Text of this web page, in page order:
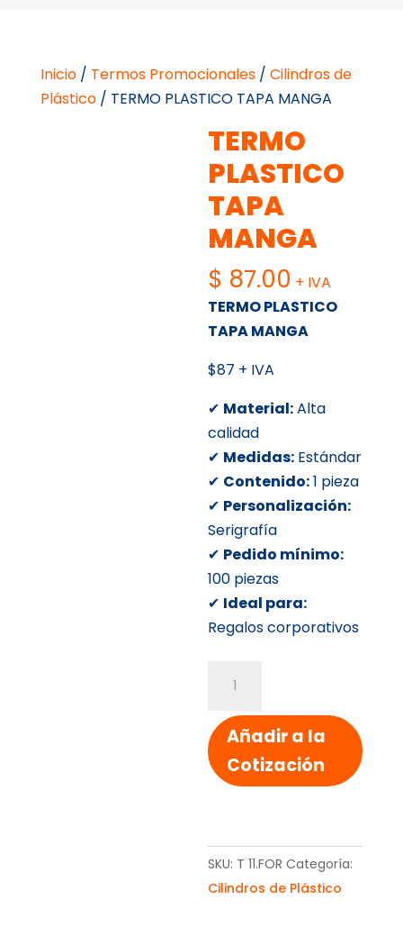
Inicio/ Termos Promocionales/ Cilindros de
Plástico/ TERMO PLASTICO TAPA MANGA
TERMO
PLASTICO
TAPA
MANGA
$ 87.00 + IVA
TERMO PLASTICO
TAPA MANGA
$87 + IVA
✔ Material:Alta
calidad
✔ Medidas: Estándar
✔ Contenido:1 pieza
✔ Personalización:
Serigrafía
✔ Pedido mínimo:
100 piezas
✔ Ideal para:
Regalos corporativos
PLASTICO
TAPA
MANGA
cantidad
Añadir a la
Cotización
SKU: T 11.FOR Categoría:
Cilindros de Plástico